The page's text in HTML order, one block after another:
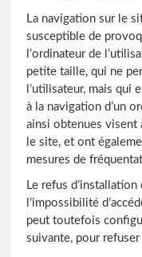
La navigation sur le
susceptible de
l’ordinateur de
petite taille, qui ne
l’utilisateur, mais qui
à la navigation d’un
ainsi obtenues visent
le site, et ont
mesures de
Le refus
l’impossibilité
peut toutefois
suivante, pour